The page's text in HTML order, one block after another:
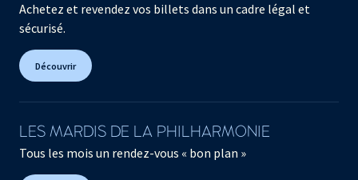
Achetez et revendez vos billets dans un cadre légal et
sécurisé.
Découvrir
LES MARDIS DE LA PHILHARMONIE
Tous les mois un rendez-vous « bon plan »